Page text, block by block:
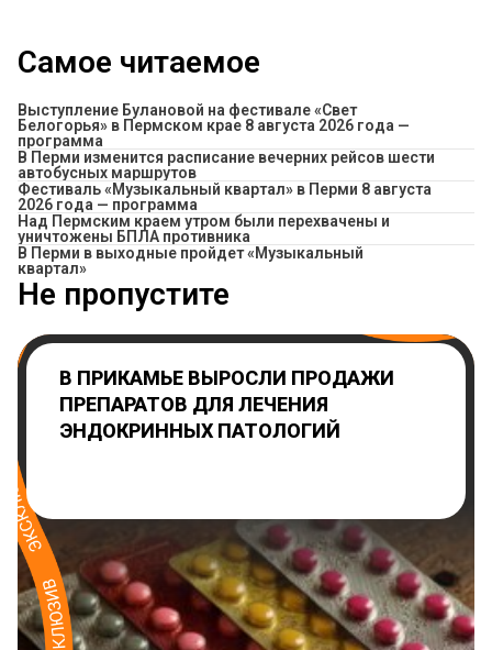
Самое читаемое
Выступление Булановой на фестивале «Свет
Белогорья» в Пермском крае 8 августа 2026 года —
программа
​В Перми изменится расписание вечерних рейсов шести
автобусных маршрутов
Фестиваль «Музыкальный квартал» в Перми 8 августа
2026 года — программа
Над Пермским краем утром были перехвачены и
уничтожены БПЛА противника
В Перми в выходные пройдет «Музыкальный
квартал»
Не пропустите
В ПРИКАМЬЕ ВЫРОСЛИ ПРОДАЖИ
ПРЕПАРАТОВ ДЛЯ ЛЕЧЕНИЯ
ЭНДОКРИННЫХ ПАТОЛОГИЙ